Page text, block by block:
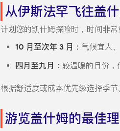
从伊斯法罕飞往盖
计划您的凯什姆探险时，时间非常
10 月至次年 3 月： 气候宜人
四月至九月： 较温暖的月份
根据舒适度或成本优先级选择季节
游览盖什姆的最佳